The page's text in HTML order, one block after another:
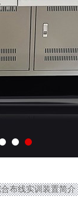
布线实训装置简介